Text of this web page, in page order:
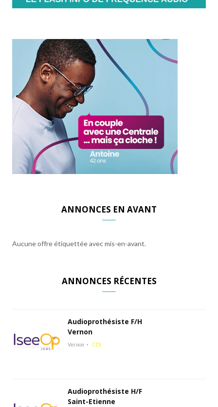
ANNONCES EN AVANT
Aucune offre étiquettée avec mis-en-avant.
ANNONCES RÉCENTES
Audioprothésiste F/H
Vernon
Vernon CDI
Audioprothésiste H/F
Saint-Etienne